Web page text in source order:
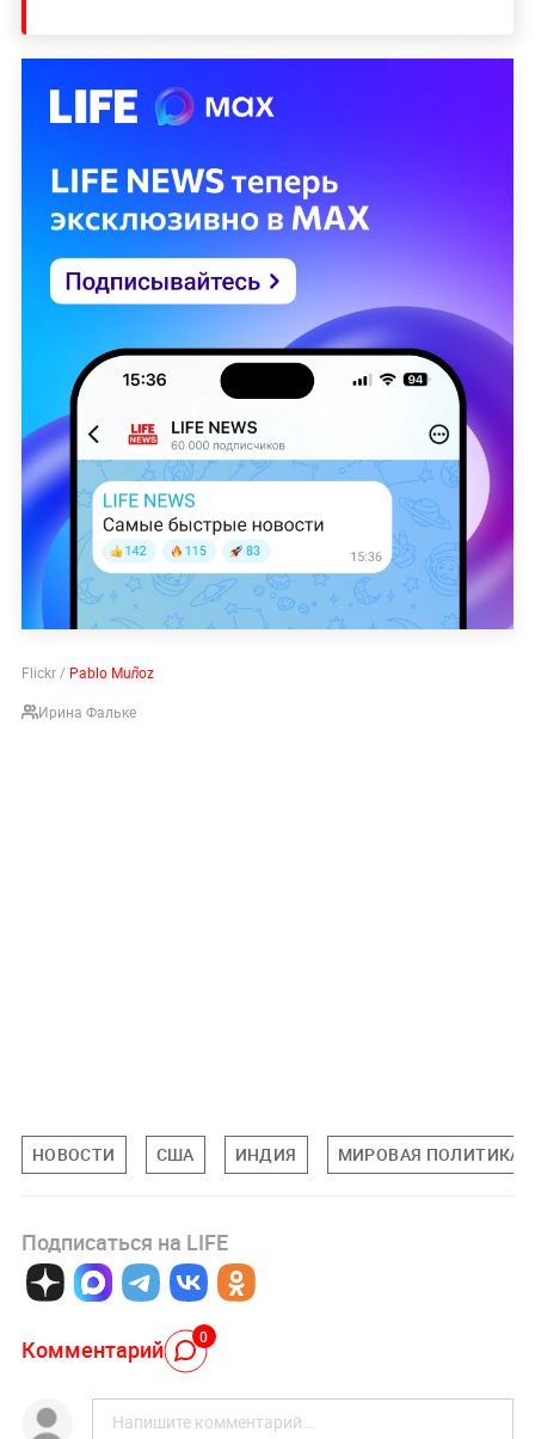
Flickr / Pablo Muñoz
Ирина Фальке
НОВОСТИ США ИНДИЯ МИРОВАЯ ПОЛИТИКА
Подписаться на LIFE
Комментарий 0